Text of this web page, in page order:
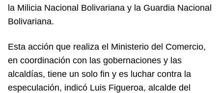
la Milicia Nacional Bolivariana y la Guardia Nacional
Bolivariana.
Esta acción que realiza el Ministerio del Comercio,
en coordinación con las gobernaciones y las
alcaldías, tiene un solo fin y es luchar contra la
especulación, indicó Luis Figueroa, alcalde del